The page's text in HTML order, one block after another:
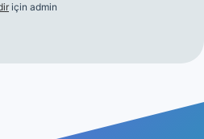
için admin